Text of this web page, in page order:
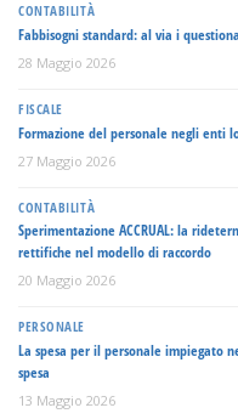
CONTABILITÀ
Fabbisogni standard: al via i
28 Maggio 2026
FISCALE
Formazione del personale negli enti
27 Maggio 2026
CONTABILITÀ
Sperimentazione ACCRUAL: la
rettifiche nel modello di raccordo
20 Maggio 2026
PERSONALE
La spesa per il personale impiegato
spesa
13 Maggio 2026